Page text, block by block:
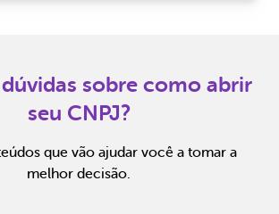
sobre como abrir
seu CNPJ?
que vão ajudar você a tomar a
melhor decisão.